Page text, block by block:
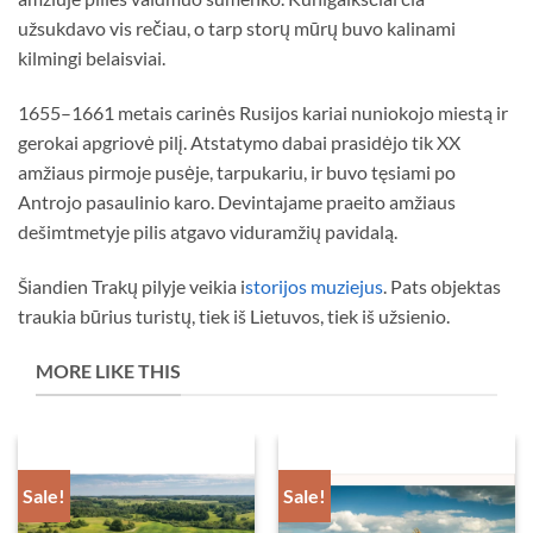
užsukdavo vis rečiau, o tarp storų mūrų buvo kalinami
kilmingi belaisviai.
1655–1661 metais carinės Rusijos kariai nuniokojo miestą ir
gerokai apgriovė pilį. Atstatymo dabai prasidėjo tik XX
amžiaus pirmoje pusėje, tarpukariu, ir buvo tęsiami po
Antrojo pasaulinio karo. Devintajame praeito amžiaus
dešimtmetyje pilis atgavo viduramžių pavidalą.
Šiandien Trakų pilyje veikia istorijos muziejus . Pats objektas
traukia būrius turistų, tiek iš Lietuvos, tiek iš užsienio.
MORE LIKE THIS
Sale! Sale!